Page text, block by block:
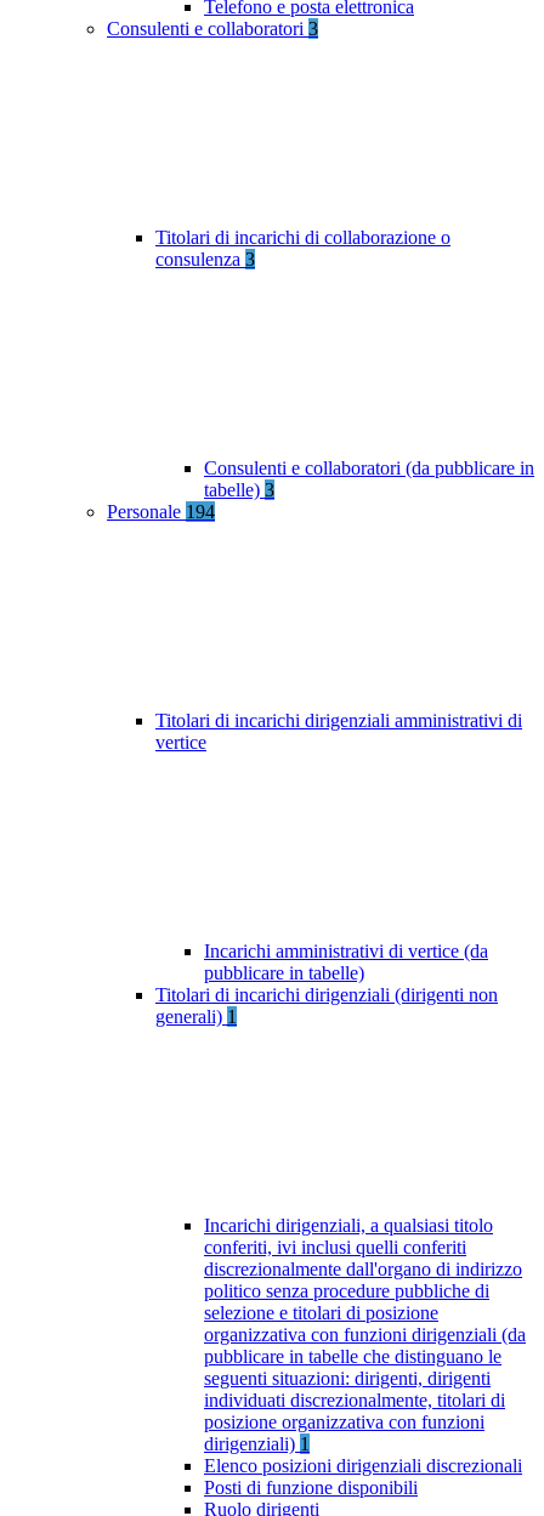
Telefono e posta elettronica
Consulenti e collaboratori 3
Titolari di incarichi di collaborazione o
consulenza 3
Consulenti e collaboratori (da pubblicare in
tabelle) 3
Personale 194
Titolari di incarichi dirigenziali amministrativi di
vertice
Incarichi amministrativi di vertice (da
pubblicare in tabelle)
Titolari di incarichi dirigenziali (dirigenti non
generali) 1
Incarichi dirigenziali, a qualsiasi titolo
conferiti, ivi inclusi quelli conferiti
discrezionalmente dall'organo di indirizzo
politico senza procedure pubbliche di
selezione e titolari di posizione
organizzativa con funzioni dirigenziali (da
pubblicare in tabelle che distinguano le
seguenti situazioni: dirigenti, dirigenti
individuati discrezionalmente, titolari di
posizione organizzativa con funzioni
dirigenziali) 1
Elenco posizioni dirigenziali discrezionali
Posti di funzione disponibili
Ruolo dirigenti